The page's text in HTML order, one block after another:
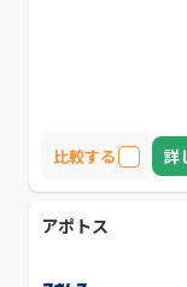
比較する 詳
アポトス